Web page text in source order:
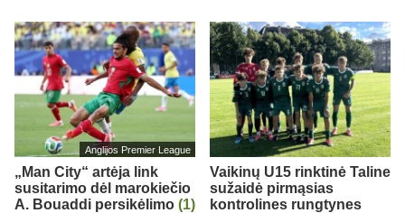
Anglijos Premier League
„Man City“ artėja link
susitarimo dėl marokiečio
A. Bouaddi persikėlimo (1)
Vaikinų U15 rinktinė Taline
sužaidė pirmąsias
kontrolines rungtynes